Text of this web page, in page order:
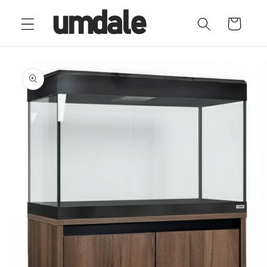
directamente
al contenido
Carrito
información
del producto